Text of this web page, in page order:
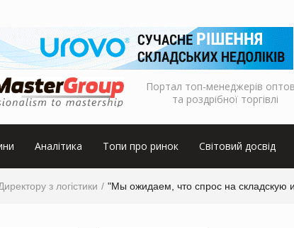
Портал топ-менеджерів
та роздрібної торгівлі
Аналітика Топи про ринок Світовий досвід
з логістики "Мы ожидаем, что спрос на складскую